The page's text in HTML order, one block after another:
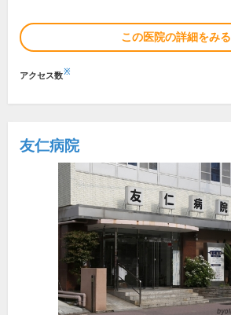
この医院の詳細をみる
アクセス数※
友仁病院